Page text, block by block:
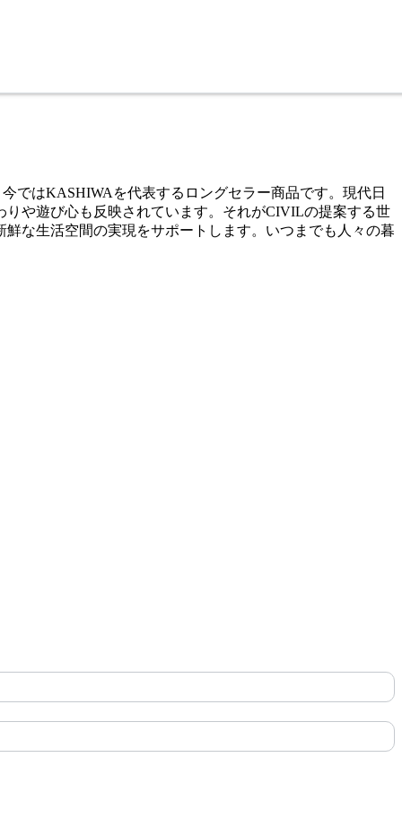
ではKASHIWAを代表するロングセラー商品です。現代日
や遊び心も反映されています。それがCIVILの提案する世
な生活空間の実現をサポートします。いつまでも人々の暮